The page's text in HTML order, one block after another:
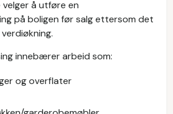
å utføre en
på boligen før salg ettersom det
innebærer arbeid som:
og overflater